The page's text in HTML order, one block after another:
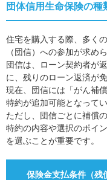
団体信用生命保険の種
住宅を購入する際、多く
（団信）への参加が求め
団信は、ローン契約者が
に、残りのローン返済が
現在、団信には「がん補
特約が追加可能となって
ただし、団信ごとに補償
特約の内容や選択のポイ
を選ぶことが重要です。
保険金支払条件（残